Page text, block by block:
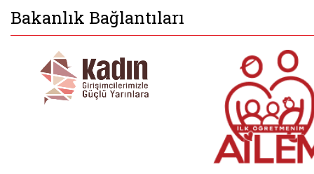
Bakanlık Bağlantıları